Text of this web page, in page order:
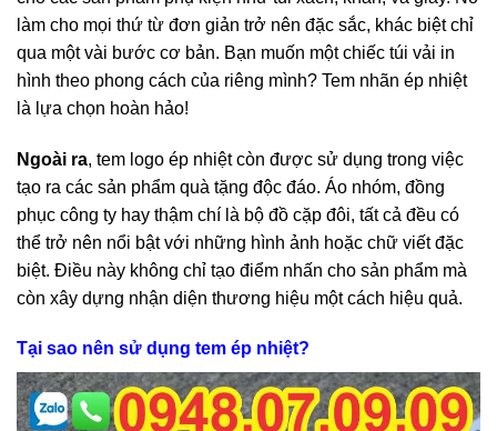
làm cho mọi thứ từ đơn giản trở nên đặc sắc, khác biệt chỉ
qua một vài bước cơ bản. Bạn muốn một chiếc túi vải in
hình theo phong cách của riêng mình? Tem nhãn ép nhiệt
là lựa chọn hoàn hảo!
Ngoài ra, tem logo ép nhiệt còn được sử dụng trong việc
tạo ra các sản phẩm quà tặng độc đáo. Áo nhóm, đồng
phục công ty hay thậm chí là bộ đồ cặp đôi, tất cả đều có
thể trở nên nổi bật với những hình ảnh hoặc chữ viết đặc
biệt. Điều này không chỉ tạo điểm nhấn cho sản phẩm mà
còn xây dựng nhận diện thương hiệu một cách hiệu quả.
Tại sao nên sử dụng tem ép nhiệt?